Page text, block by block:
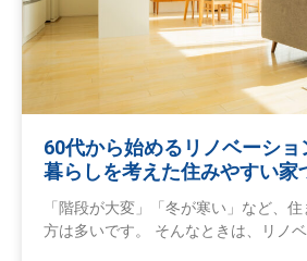
60代から始めるリノベーシ
暮らしを考えた住みやすい家
「階段が大変」「冬が寒い」など、
方は多いです。 そんなときは、リノ